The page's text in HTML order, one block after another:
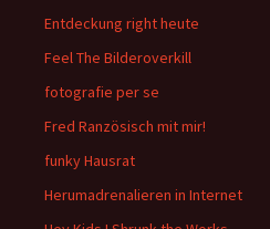
Entdeckung right heute
Feel The Bilderoverkill
fotografie per se
Fred Ranzösisch mit mir!
funky Hausrat
Herumadrenalieren in Internet